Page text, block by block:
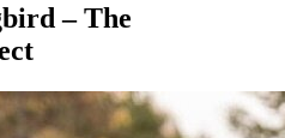
– The